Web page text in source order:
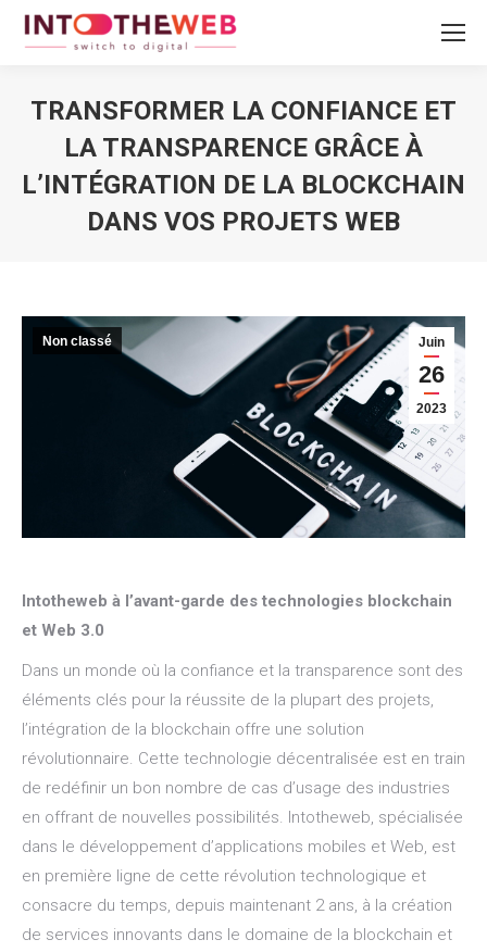
TRANSFORMER LA CONFIANCE ET
LA TRANSPARENCE GRÂCE À
L’INTÉGRATION DE LA BLOCKCHAIN
DANS VOS PROJETS WEB
Juin
26
2023
Non classé
Intotheweb à l’avant-garde des technologies blockchain
et Web 3.0
Dans un monde où la confiance et la transparence sont des
éléments clés pour la réussite de la plupart des projets,
l’intégration de la blockchain offre une solution
révolutionnaire. Cette technologie décentralisée est en train
de redéfinir un bon nombre de cas d’usage des industries
en offrant de nouvelles possibilités. Intotheweb, spécialisée
dans le développement d’applications mobiles et Web, est
en première ligne de cette révolution technologique et
consacre du temps, depuis maintenant 2 ans, à la création
de services innovants dans le domaine de la blockchain et